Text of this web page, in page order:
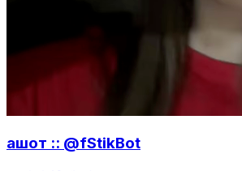
ашот :: @fStikBot